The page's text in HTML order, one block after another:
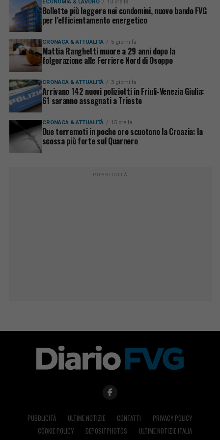
ECONOMIA & LAVORO 13 ore fa
Bollette più leggere nei condomini, nuovo bando FVG
per l’efficientamento energetico
CRONACA & ATTUALITÀ 5 giorni fa
Mattia Ranghetti muore a 29 anni dopo la
folgorazione alle Ferriere Nord di Osoppo
CRONACA & ATTUALITÀ 3 giorni fa
Arrivano 142 nuovi poliziotti in Friuli-Venezia Giulia:
61 saranno assegnati a Trieste
CRONACA & ATTUALITÀ 15 ore fa
Due terremoti in poche ore scuotono la Croazia: la
scossa più forte sul Quarnero
PUBBLICITÀ
PUBBLICITÀ ULTIME NOTIZIE CONTATTI
PRIVACY POLICY
COOKIE POLICY
DEPOSITPHOTOS ULTIME NOTIZIE ITALIA